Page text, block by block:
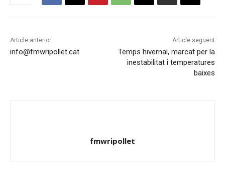
Article anterior
info@fmwripollet.cat
Article següent
Temps hivernal, marcat per la
inestabilitat i temperatures
baixes
fmwripollet